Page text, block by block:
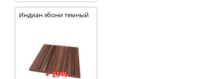
Индиан эбони темный
+ 10%